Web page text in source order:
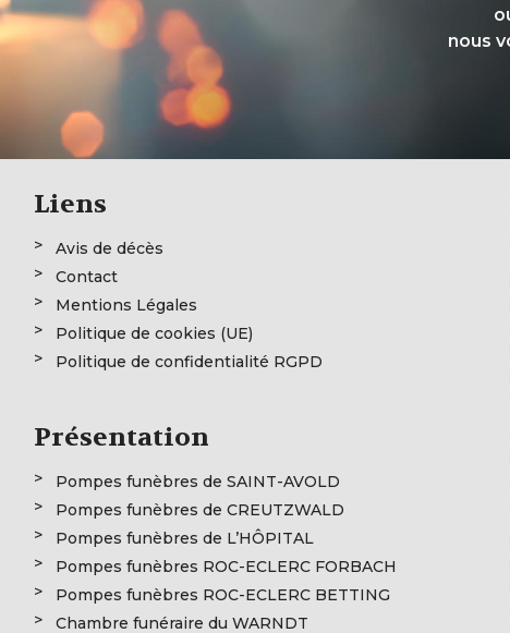
nous
Liens
Avis de décès
Contact
Mentions Légales
Politique de cookies (UE)
Politique de confidentialité RGPD
Présentation
Pompes funèbres de SAINT-AVOLD
Pompes funèbres de CREUTZWALD
Pompes funèbres de L’HÔPITAL
Pompes funèbres ROC-ECLERC FORBACH
Pompes funèbres ROC-ECLERC BETTING
Chambre funéraire du WARNDT